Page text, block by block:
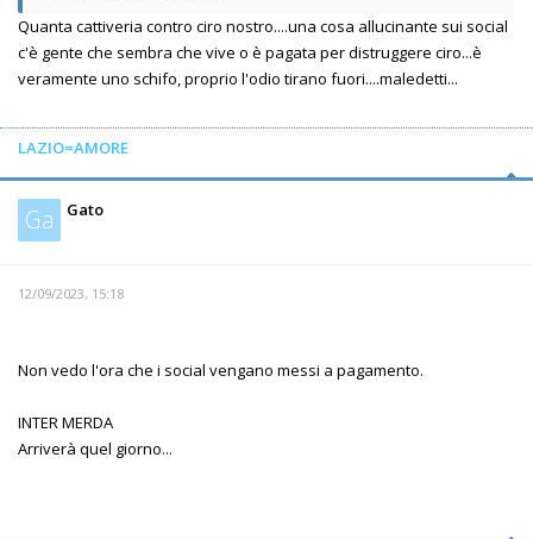
Quanta cattiveria contro ciro nostro....una cosa allucinante sui social
c'è gente che sembra che vive o è pagata per distruggere ciro...è
veramente uno schifo, proprio l'odio tirano fuori....maledetti...
LAZIO=AMORE
Ga Gato
12/09/2023, 15:18
Non vedo l'ora che i social vengano messi a pagamento.
INTER MERDA
Arriverà quel giorno...